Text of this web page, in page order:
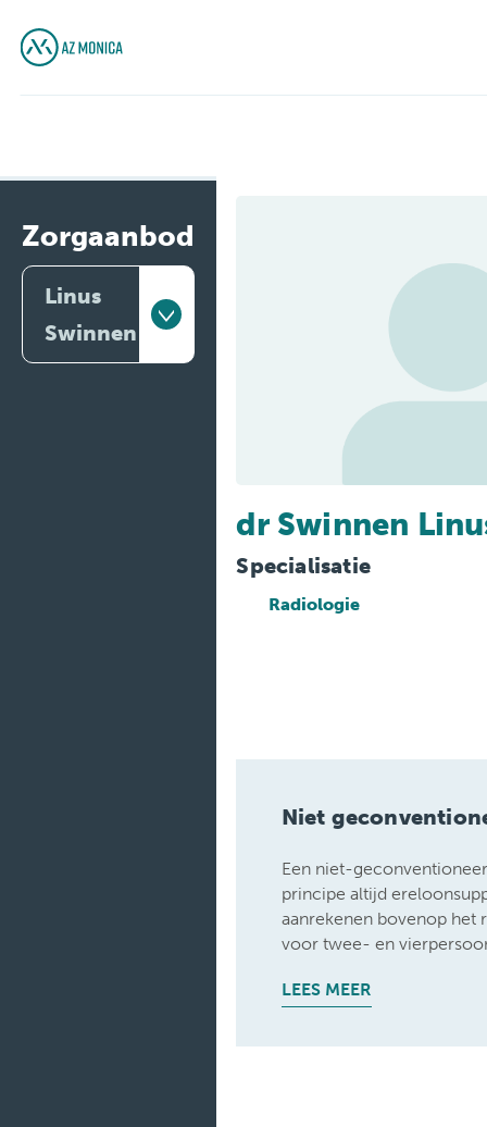
Zorgaanbod
Linus
Swinnen
dr Swinnen
Specialisatie
Radiologie
Niet
Een niet-
principe altijd
aanrekenen bovenop het
voor twee- en
LEES MEER